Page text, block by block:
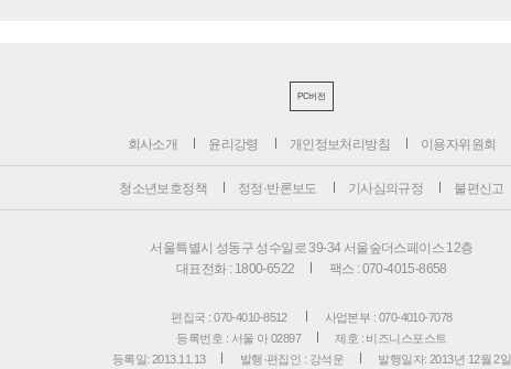
PC버전
회사소개 윤리강령 개인정보처리방침 이용자위원회
청소년보호정책 정정·반론보도 기사심의규정 불편신고
서울특별시 성동구 성수일로 39-34 서울숲더스페이스 12층
대표전화 : 1800-6522
팩스 : 070-4015-8658
편집국 : 070-4010-8512
사업본부 : 070-4010-7078
등록번호 : 서울 아 02897
제호 : 비즈니스포스트
등록일: 2013.11.13
발행·편집인 : 강석운 발행일자: 2013년 12월 2일